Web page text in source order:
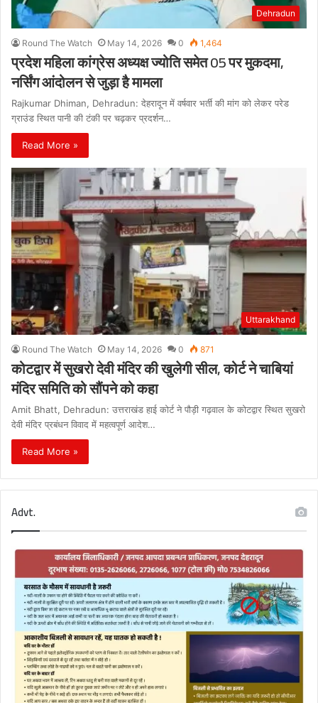
Dehradun
Round The Watch May 14, 2026 0 1,464
प्रदेश महिला कांग्रेस अध्यक्ष ज्योति समेत 05 पर मुकदमा,
नर्सिंग आंदोलन से जुड़ा है मामला
Rajkumar Dhiman, Dehradun: देहरादून में वर्षवार भर्ती की मांग को लेकर परेड
ग्राउंड स्थित पानी की टंकी पर चढ़कर प्रदर्शन…
Read More »
Uttarakhand
Round The Watch May 14, 2026 0 871
कोटद्वार में सुखरो देवी मंदिर की खुलेगी सील, कोर्ट ने चाबियां
मंदिर समिति को सौंपने को कहा
Amit Bhatt, Dehradun: उत्तराखंड हाई कोर्ट ने पौड़ी गढ़वाल के कोटद्वार स्थित सुखरो
देवी मंदिर प्रबंधन विवाद में महत्वपूर्ण आदेश…
Read More »
Advt.